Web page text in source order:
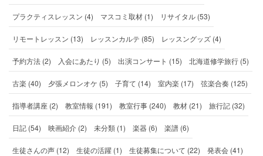
プラクティスレッスン (4) マスコミ取材 (1) リサイタル (53)
リモートレッスン (13) レッスンカルテ (85) レッスングッズ (4)
予約方法 (2) 入会にあたり (5) 出演コンサート (15) 北海道修学旅行 (5)
古楽 (40) 夕張メロンオケ (5) 子育て (14) 室内楽 (17) 弦楽合奏 (125)
指導者講座 (2) 教室情報 (191) 教室行事 (240) 教材 (21) 旅行記 (32)
日記 (54) 映画紹介 (2) 未分類 (1) 楽器 (6) 楽譜 (6)
生徒さんの声 (12) 生徒の活躍 (1) 生徒募集について (22) 発表会 (41)